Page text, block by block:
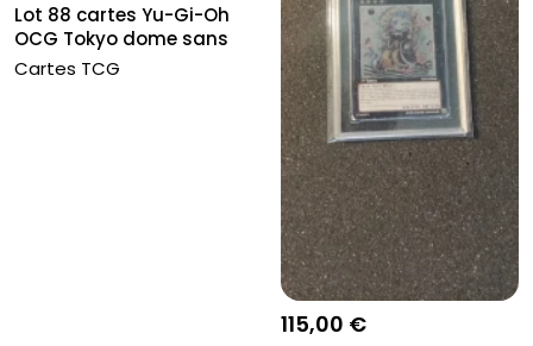
Lot 88 cartes Yu-Gi-Oh
OCG Tokyo dome sans
doubles
Cartes TCG
115,00 €